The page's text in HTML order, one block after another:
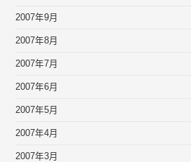
2007年9月
2007年8月
2007年7月
2007年6月
2007年5月
2007年4月
2007年3月